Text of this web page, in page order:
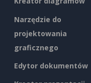
Narzędzie do
projektowania
graficznego
Edytor dokumentów